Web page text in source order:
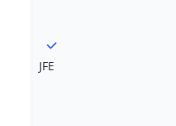
JFE